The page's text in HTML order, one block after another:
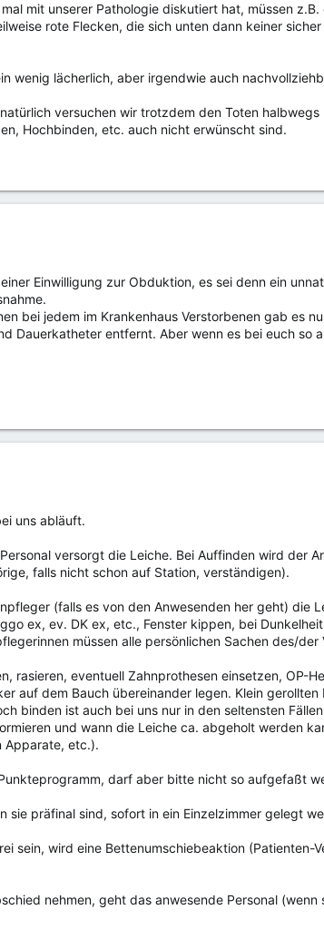
mit unserer Pathologie diskutiert hat, müssen
rote Flecken, die sich unten dann keiner
wenig lächerlich, aber irgendwie auch
versuchen wir trotzdem den Toten
Hochbinden, etc. auch nicht erwünscht sind.
Einwilligung zur Obduktion, es sei denn ein
bei jedem im Krankenhaus Verstorbenen gab es
Dauerkatheter entfernt. Aber wenn es bei euch so
uns abläuft.
versorgt die Leiche. Bei Auffinden wird der
falls nicht schon auf Station, verständigen).
(falls es von den Anwesenden her geht) die
ex, ev. DK ex, etc., Fenster kippen, bei
müssen alle persönlichen Sachen des/
rasieren, eventuell Zahnprothesen einsetzen, OP-
auf dem Bauch übereinander legen. Klein
binden ist auch bei uns nur in den seltensten
und wann die Leiche ca. abgeholt werden
Apparate, etc.).
darf aber bitte nicht so aufgefaßt
sie präfinal sind, sofort in ein Einzelzimmer gelegt
sein, wird eine Bettenumschiebeaktion
nehmen, geht das anwesende Personal